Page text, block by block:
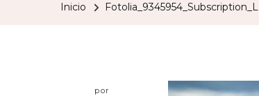
Inicio Fotolia_9345954_Subscription_L
por